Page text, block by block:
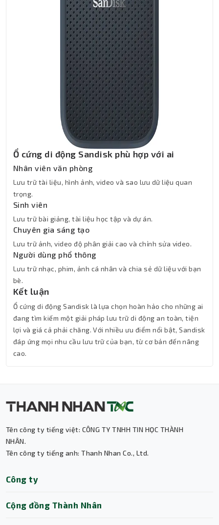
Ổ cứng di động Sandisk phù hợp với ai
Nhân viên văn phòng
Lưu trữ tài liệu, hình ảnh, video và sao lưu dữ liệu quan
trọng.
Sinh viên
Lưu trữ bài giảng, tài liệu học tập và dự án.
Chuyên gia sáng tạo
Lưu trữ ảnh, video độ phân giải cao và chỉnh sửa video.
Người dùng phổ thông
Lưu trữ nhạc, phim, ảnh cá nhân và chia sẻ dữ liệu với bạn
bè.
Kết luận
Ổ cứng di động Sandisk là lựa chọn hoàn hảo cho những ai
đang tìm kiếm một giải pháp lưu trữ di động an toàn, tiện
lợi và giá cả phải chăng. Với nhiều ưu điểm nổi bật, Sandisk
đáp ứng mọi nhu cầu lưu trữ của bạn, từ cơ bản đến nâng
cao.
Tên công ty tiếng việt: CÔNG TY TNHH TIN HỌC THÀNH
NHÂN.
Tên công ty tiếng anh: Thanh Nhan Co., Ltd.
Công ty
Cộng đồng Thành Nhân
Trợ lý AI • Phản hồi tức thì